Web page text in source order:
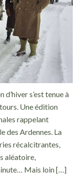
s’est tenue à
Une édition
rappelant
des Ardennes. La
récalcitrantes,
aléatoire,
Mais loin […]